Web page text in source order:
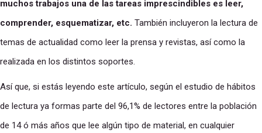
muchos trabajos una de las tareas imprescindibles es leer,
comprender, esquematizar, etc. También incluyeron la lectura de
temas de actualidad como leer la prensa y revistas, así como la
realizada en los distintos soportes.
Así que, si estás leyendo este artículo, según el estudio de hábitos
de lectura ya formas parte del 96,1% de lectores entre la población
de 14 ó más años que lee algún tipo de material, en cualquier